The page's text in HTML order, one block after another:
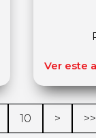
Ver este
10 > >>